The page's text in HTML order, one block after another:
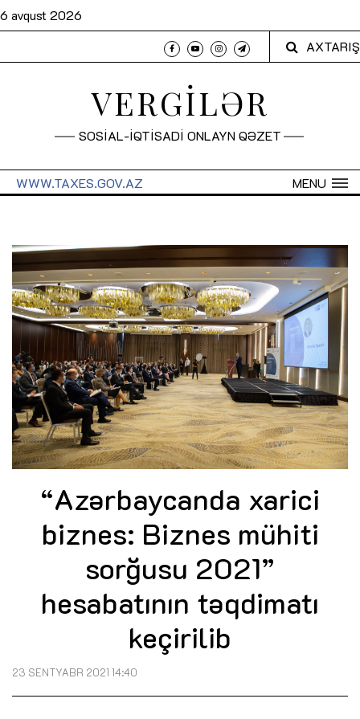
6 avqust 2026
AXTARIŞ
VERGİLƏR
SOSİAL-İQTİSADİ ONLAYN QƏZET
MENU
WWW.TAXES.GOV.AZ
“Azərbaycanda xarici
biznes: Biznes mühiti
sorğusu 2021”
hesabatının təqdimatı
keçirilib
23 SENTYABR 2021 14:40